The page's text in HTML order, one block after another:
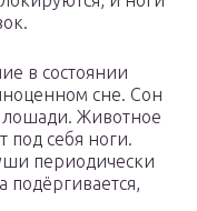
в состоянии
сне. Сон
лошади. Животное
под себя ноги.
периодически
подёргивается,